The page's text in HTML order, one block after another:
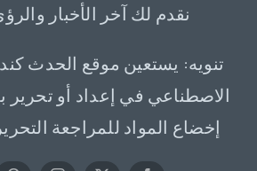
نقدم لك آخر الأخبار
تنويه: يستعين موقع الحدث
الاصطناعي في إعداد أو
إخضاع المواد للمراجعة